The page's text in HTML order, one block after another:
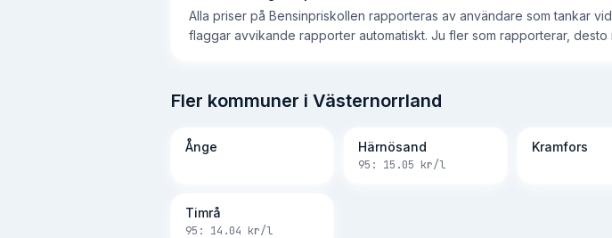
Alla priser på Bensinpriskollen rapporteras av användare som tankar
flaggar avvikande rapporter automatiskt. Ju fler som rapporterar,
Fler kommuner i Västernorrland
Ånge Härnösand
95: 15.05 kr/l
Kramfors
Timrå
95: 14.04 kr/l